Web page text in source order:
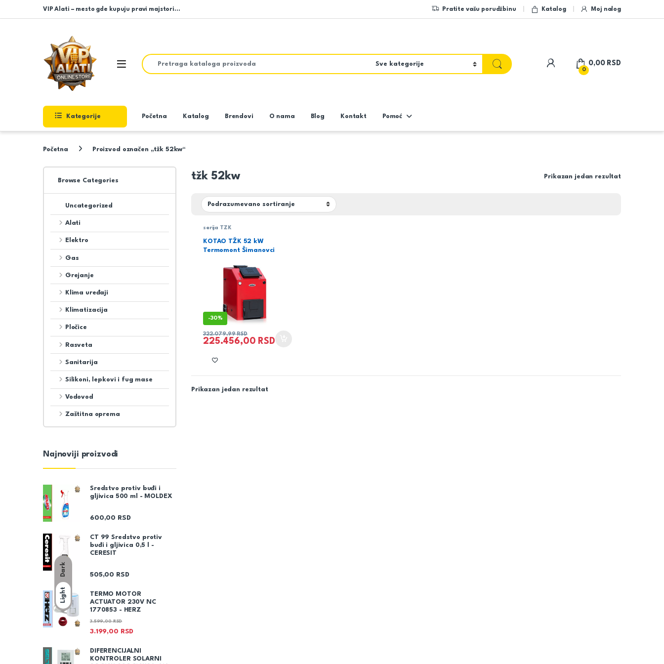
Dark
Light
Skip to navigation
Skip to content
VIP Alati – mesto gde kupuju pravi majstori… Pratite vašu porudžbinu Katalog Moj nalog
Open
Search for:
My Account
0
0,00 RSD
Kategorije Početna Katalog Brendovi O nama Blog Kontakt Pomoć
Početna Proizvod označen „tžk 52kw“
tžk 52kw Prikazan jedan rezultat
serija TŽK
KOTAO TŽK 52 kW
Termomont Šimanovci
-30%
225.456,00 RSD
322.079,99RSD
Prikazan jedan rezultat
Browse Categories
Uncategorized
Alati
Elektro
Gas
Grejanje
Klima uređaji
Klimatizacija
Pločice
Rasveta
Sanitarija
Silikoni, lepkovi i fug mase
Vodovod
Zaštitna oprema
Najnoviji proizvodi
Sredstvo protiv buđi i
gljivica 500 ml - MOLDEX
600,00 RSD
CT 99 Sredstvo protiv
buđi i gljivica 0,5 l -
CERESIT
505,00 RSD
TERMO MOTOR
ACTUATOR 230V NC
1770853 - HERZ
3.199,00 RSD
3.599,00RSD
DIFERENCIJALNI
KONTROLER SOLARNI